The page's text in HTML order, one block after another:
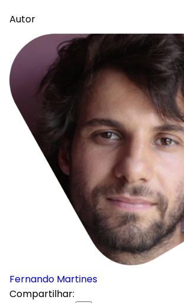
Autor
Fernando Martines
Compartilhar: